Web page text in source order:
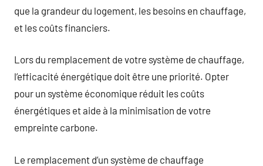
que la grandeur du logement, les besoins en chauffage,
et les coûts financiers.
Lors du remplacement de votre système de chauffage,
l’efficacité énergétique doit être une priorité. Opter
pour un système économique réduit les coûts
énergétiques et aide à la minimisation de votre
empreinte carbone.
Le remplacement d’un système de chauffage